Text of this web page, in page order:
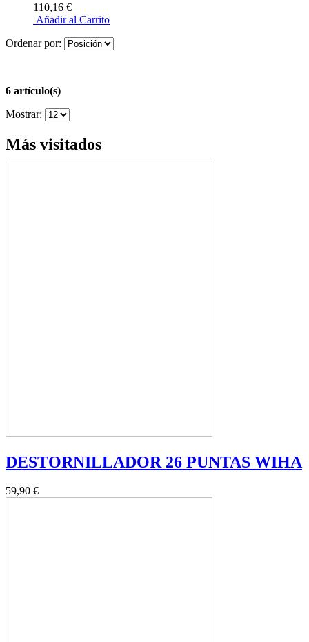
110,16 €
Añadir al Carrito
Ordenar por:
6 artículo(s)
Mostrar:
Más visitados
DESTORNILLADOR 26 PUNTAS WIHA
59,90 €